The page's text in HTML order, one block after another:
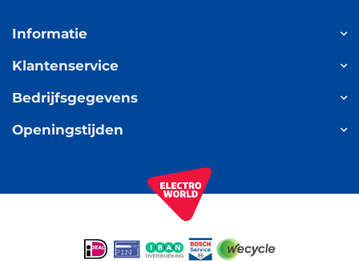
Informatie
Klantenservice
Bedrijfsgegevens
Openingstijden